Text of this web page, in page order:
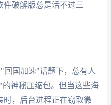
件破解版总是活不过三
回国加速"话题下，总有人
神秘压缩包。但当这些海
时，后台进程正在窃取微